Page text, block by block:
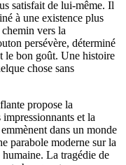
satisfait de lui-même. Il
à une existence plus
vers la
persévère, déterminé
le bon goût. Une histoire
chose sans
propose la
et la
dans un monde
parabole moderne sur la
La tragédie de